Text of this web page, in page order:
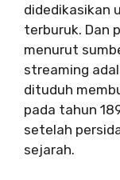
didedikasikan
terburuk. Dan
menurut
streaming
dituduh
pada tahun
setelah
sejarah.